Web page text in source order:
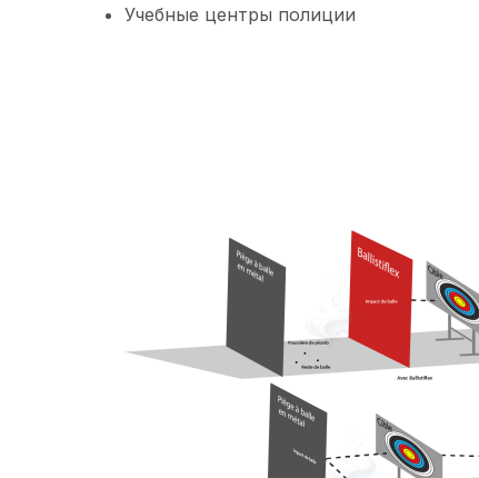
Учебные центры полиции